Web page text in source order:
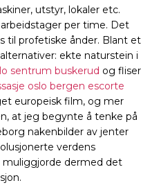
utstyr, lokaler etc.
per time. Det
til profetiske ånder. Blant et
ekte naturstein i
sentrum buskerud og fliser
oslo bergen escorte
europeisk film, og mer
at jeg begynte å tenke på
nakenbilder av jenter
verdens
muliggjorde dermed det